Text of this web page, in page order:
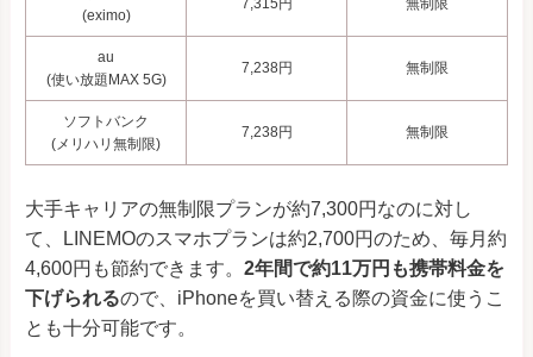
(eximo)
au
(使い放題MAX 5G)
7,238円 無制限
ソフトバンク
(メリハリ無制限)
7,238円 無制限
大手キャリアの無制限プランが約7,300円なのに対し
て、LINEMOのスマホプランは約2,700円のため、毎月約
4,600円も節約できます。 2年間で約11万円も携帯料金を
下げられるので、iPhoneを買い替える際の資金に使うこ
とも十分可能です。